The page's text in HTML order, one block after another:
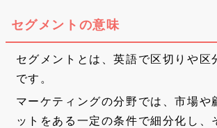
セグメントの意味
セグメントとは、英語で区切りや区
です。
マーケティングの分野では、市場や
ットをある一定の条件で細分化し、